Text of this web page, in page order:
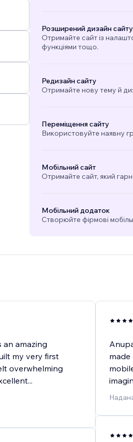
Розширений дизайн сайту
Отримайте сайт із
функціями тощо.
Редизайн сайту
Отримайте нову тему й
Переміщення сайту
Використовуйте наявну
Мобільний сайт
Отримайте сайт, який
Мобільний додаток
Створюйте фірмові
amazing
my very first
overwhelming
...